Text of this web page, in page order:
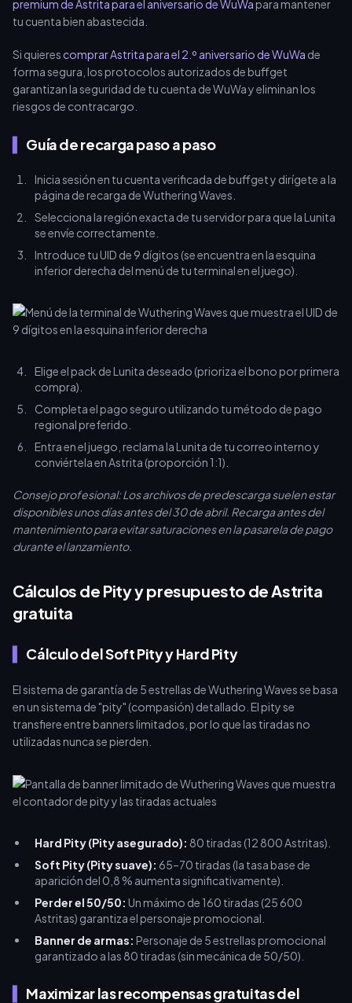
premium de Astrita para el aniversario de WuWapara mantener
tu cuenta bien abastecida.
Si quieres comprar Astrita para el 2.º aniversario de WuWa de
forma segura, los protocolos autorizados de buffget
garantizan la seguridad de tu cuenta de WuWa y eliminan los
riesgos de contracargo.
Guía de recarga paso a paso
Inicia sesión en tu cuenta verificada de buffget y dirígete a la
página de recarga de Wuthering Waves.
Selecciona la región exacta de tu servidor para que la Lunita
se envíe correctamente.
Introduce tu UID de 9 dígitos (se encuentra en la esquina
inferior derecha del menú de tu terminal en el juego).
Elige el pack de Lunita deseado (prioriza el bono por primera
compra).
Completa el pago seguro utilizando tu método de pago
regional preferido.
Entra en el juego, reclama la Lunita de tu correo interno y
conviértela en Astrita (proporción 1:1).
Consejo profesional: Los archivos de predescarga suelen estar
disponibles unos días antes del 30 de abril. Recarga antes del
mantenimiento para evitar saturaciones en la pasarela de pago
durante el lanzamiento.
Cálculos de Pity y presupuesto de Astrita
gratuita
Cálculo del Soft Pity y Hard Pity
El sistema de garantía de 5 estrellas de Wuthering Waves se basa
en un sistema de "pity" (compasión) detallado. El pity se
transfiere entre banners limitados, por lo que las tiradas no
utilizadas nunca se pierden.
Hard Pity (Pity asegurado): 80 tiradas (12 800 Astritas).
Soft Pity (Pity suave): 65–70 tiradas (la tasa base de
aparición del 0,8 % aumenta significativamente).
Perder el 50/50: Un máximo de 160 tiradas (25 600
Astritas) garantiza el personaje promocional.
Banner de armas: Personaje de 5 estrellas promocional
garantizado a las 80 tiradas (sin mecánica de 50/50).
Maximizar las recompensas gratuitas del